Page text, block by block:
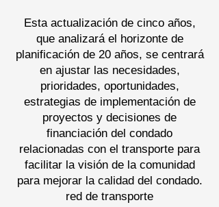
Esta actualización de cinco años,
que analizará el horizonte de
planificación de 20 años, se centrará
en ajustar las necesidades,
prioridades, oportunidades,
estrategias de implementación de
proyectos y decisiones de
financiación del condado
relacionadas con el transporte para
facilitar la visión de la comunidad
para mejorar la calidad del condado.
red de transporte